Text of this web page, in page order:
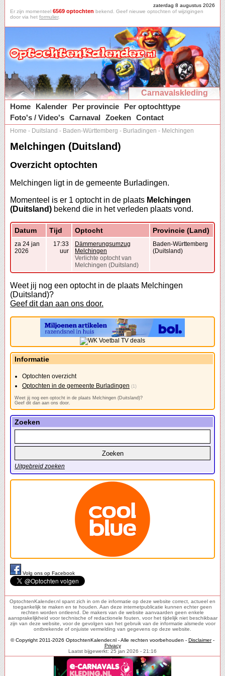
zaterdag 8 augustus 2026
Er zijn momenteel 6569 optochten bekend. Geef nieuwe optochten of wijzigingen
door via het formulier.
Carnavalskleding
Home
Kalender Per provincie
Per optochttype
Foto's / Video's Carnaval Zoeken Contact
Home - Duitsland - Baden-Württemberg - Burladingen - Melchingen
Melchingen (Duitsland)
Overzicht optochten
Melchingen ligt in de gemeente Burladingen.
Momenteel is er 1 optocht in de plaats Melchingen
(Duitsland) bekend die in het verleden plaats vond.
Datum Tijd Optocht Provincie (Land)
za 24 jan
2026
17:33
uur
Dämmerungsumzug
Melchingen
Verlichte optocht van
Melchingen (Duitsland)
Baden-Württemberg
(Duitsland)
Weet jij nog een optocht in de plaats Melchingen
(Duitsland)?
Geef dit dan aan ons door.
Informatie
Optochten overzicht
Optochten in de gemeente Burladingen (1)
Weet jij nog een optocht in de plaats Melchingen (Duitsland)?
Geef dit dan aan ons door.
Zoeken
Uitgebreid zoeken
Volg ons op Facebook
OptochtenKalender.nl spant zich in om de informatie op deze website correct, actueel en
toegankelijk te maken en te houden. Aan deze internetpublicatie kunnen echter geen
rechten worden ontleend. De makers van de website aanvaarden geen enkele
aansprakelijkheid voor technische of redactionele fouten, voor het tijdelijk niet beschikbaar
zijn van deze website, voor de gevolgen van het gebruik van de informatie alsmede voor
ontbrekende of onjuiste vermelding van gegevens op deze website.
© Copyright 2011-2026 OptochtenKalender.nl - Alle rechten voorbehouden - Disclaimer-
Privacy
Laatst bijgewerkt: 25 jan 2026 - 21:16